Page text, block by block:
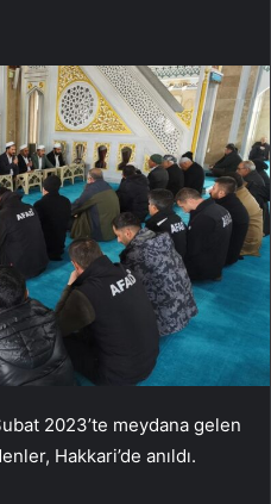
2023’te meydana gelen
Hakkari’de anıldı.